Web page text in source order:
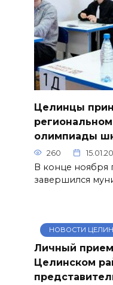
Целинцы
олимпиады
260
В конце ноября
завершился
НОВОСТИ
Личный
Целинском